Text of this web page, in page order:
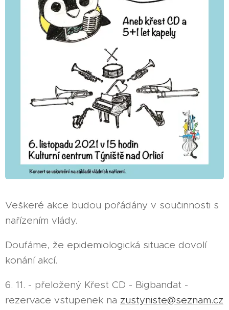
Veškeré akce budou pořádány v součinnosti s
nařízením vlády.
Doufáme, že epidemiologická situace dovolí
konání akcí.
6. 11. - přeložený Křest CD - Bigbanďat -
rezervace vstupenek na zustyniste@seznam.cz